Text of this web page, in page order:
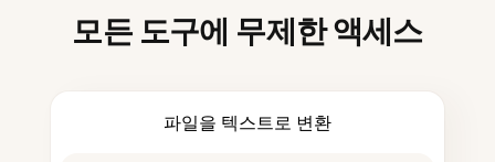
모든 도구에 무제한 액세스
파일을 텍스트로 변환